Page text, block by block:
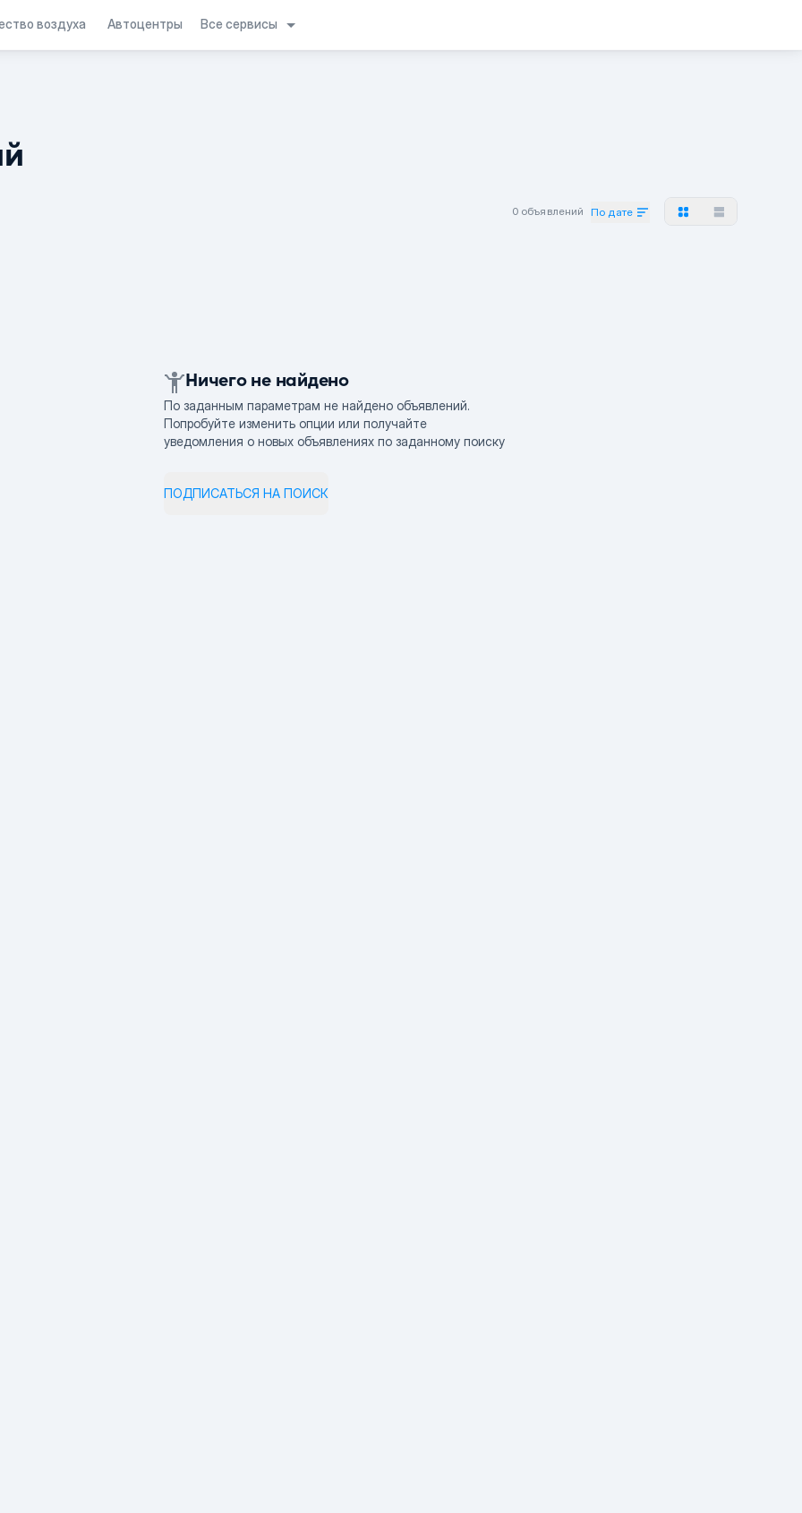
воздуха Автоцентры Все сервисы
0 объявлений По дате
Ничего не найдено
По заданным параметрам не найдено объявлений.
Попробуйте изменить опции или получайте
уведомления о новых объявлениях по заданному поиску
ПОДПИСАТЬСЯ НА ПОИСК